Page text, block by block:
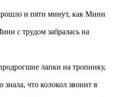
и пяти минут, как Мини
с трудом забралась на
лапки на тропинку,
что колокол звонит в